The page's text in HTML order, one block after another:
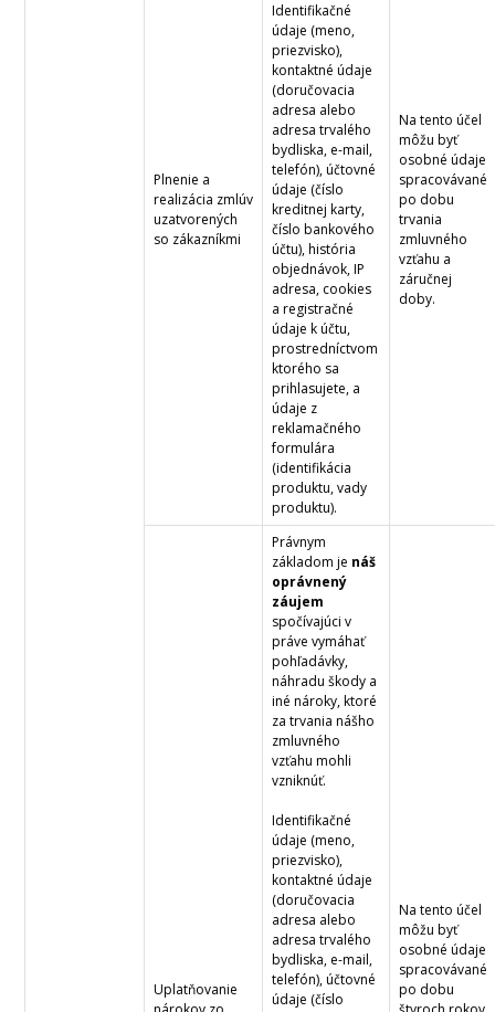
Plnenie a
realizácia zmlúv
uzatvorených
so zákazníkmi
Identifikačné
údaje (meno,
priezvisko),
kontaktné údaje
(doručovacia
adresa alebo
adresa trvalého
bydliska, e-mail,
telefón), účtovné
údaje (číslo
kreditnej karty,
číslo bankového
účtu), história
objednávok, IP
adresa, cookies
a registračné
údaje k účtu,
prostredníctvom
ktorého sa
prihlasujete, a
údaje z
reklamačného
formulára
(identifikácia
produktu, vady
produktu).
Na tento účel
môžu byť
osobné údaje
spracovávané
po dobu
trvania
zmluvného
vzťahu a
záručnej
doby.
Uplatňovanie
Právnym
základom je náš
oprávnený
záujem
spočívajúci v
práve vymáhať
pohľadávky,
náhradu škody a
iné nároky, ktoré
za trvania nášho
zmluvného
vzťahu mohli
vzniknúť.
Identifikačné
údaje (meno,
priezvisko),
kontaktné údaje
(doručovacia
adresa alebo
adresa trvalého
bydliska, e-mail,
telefón), účtovné
údaje (číslo
Na tento účel
môžu byť
osobné údaje
spracovávané
po dobu